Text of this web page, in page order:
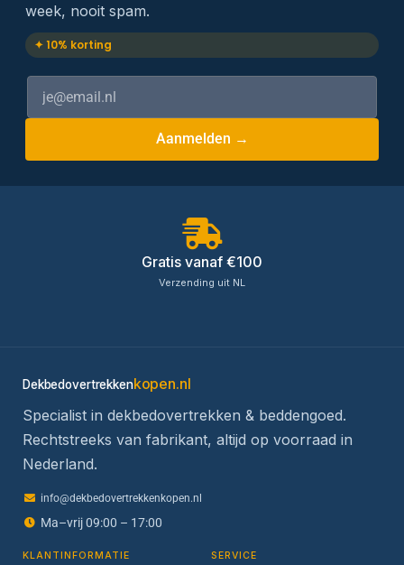
week, nooit spam.
✦ 10% korting
Aanmelden →
Gratis vanaf €100
Verzending uit NL
Dekbedovertrekkenkopen.nl
Specialist in dekbedovertrekken & beddengoed.
Rechtstreeks van fabrikant, altijd op voorraad in
Nederland.
info@dekbedovertrekkenkopen.nl
Ma–vrij 09:00 – 17:00
KLANTINFORMATIE SERVICE